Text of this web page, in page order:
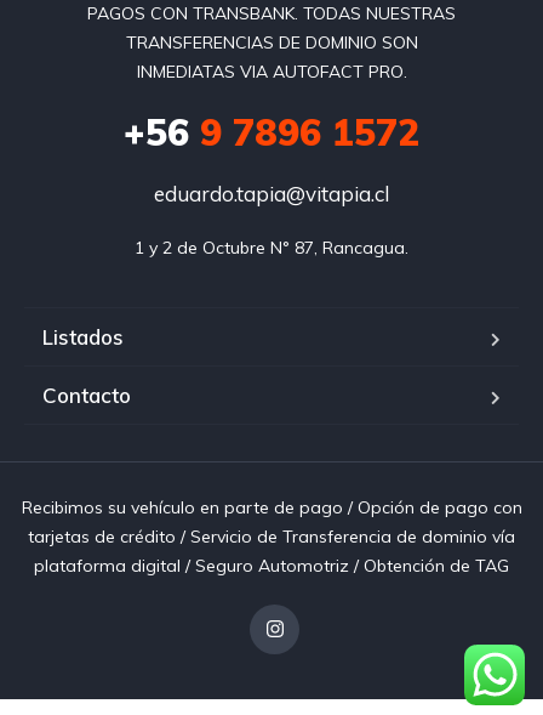
PAGOS CON TRANSBANK. TODAS NUESTRAS
TRANSFERENCIAS DE DOMINIO SON
INMEDIATAS VIA AUTOFACT PRO.
+56 9 7896 1572
eduardo.tapia@vitapia.cl
1 y 2 de Octubre N° 87, Rancagua.
Listados
Contacto
Recibimos su vehículo en parte de pago / Opción de pago con
tarjetas de crédito / Servicio de Transferencia de dominio vía
plataforma digital / Seguro Automotriz / Obtención de TAG